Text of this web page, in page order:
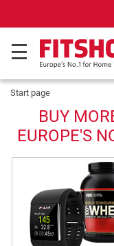
Start page
BUY
EUROPE'S